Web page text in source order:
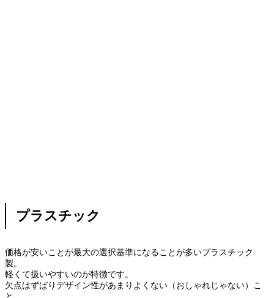
プラスチック
価格が安いことが最大の選択基準になることが多いプラスチック
製。
軽くて扱いやすいのが特徴です。
欠点はずばりデザイン性があまりよくない（おしゃれじゃない）こ